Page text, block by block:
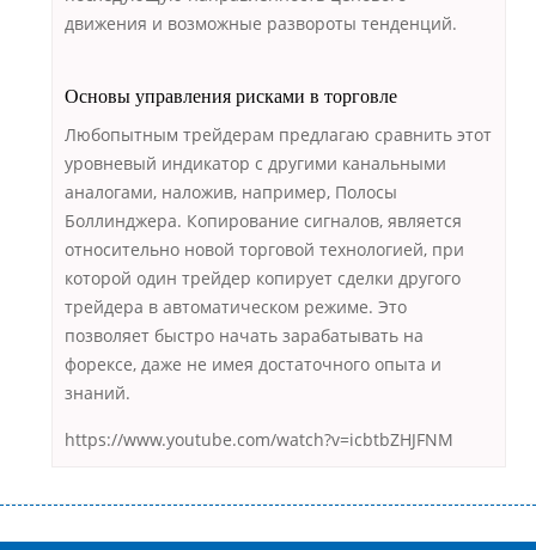
движения и возможные развороты тенденций.
Основы управления рисками в торговле
Любопытным трейдерам предлагаю сравнить этот
уровневый индикатор с другими канальными
аналогами, наложив, например, Полосы
Боллинджера. Копирование сигналов, является
относительно новой торговой технологией, при
которой один трейдер копирует сделки другого
трейдера в автоматическом режиме. Это
позволяет быстро начать зарабатывать на
форексе, даже не имея достаточного опыта и
знаний.
https://www.youtube.com/watch?v=icbtbZHJFNM
оформляти кредит в банку, значить Вам добре знайомі незручності